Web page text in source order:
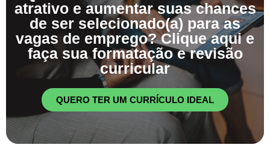
atrativo e aumentar suas chances
de ser selecionado(a) para as
vagas de emprego? Clique aqui e
faça sua formatação e revisão
curricular
QUERO TER UM CURRÍCULO IDEAL